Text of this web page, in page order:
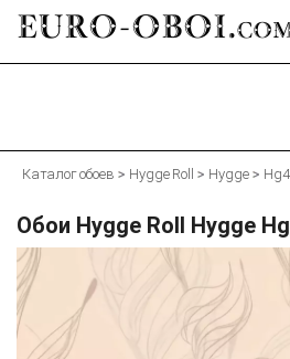
EURO-OBOI.
Каталог обоев Hygge Roll Hygge
Обои Hygge Roll Hygge